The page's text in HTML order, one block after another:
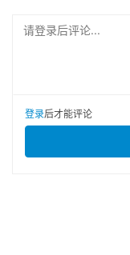
请登录后评论...
登录后才能评论